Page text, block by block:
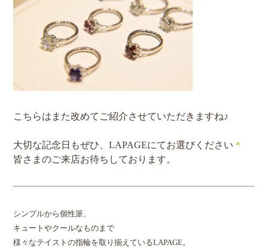
こちらはまた改めてご紹介させていただきますね♪
大切な記念日もぜひ、LAPAGEにてお選びください ＊
皆さまのご来店お待ちしております。
シンプルから個性派、
キュートやクールなものまで
様々なテイストの指輪を取り揃えているLAPAGE。